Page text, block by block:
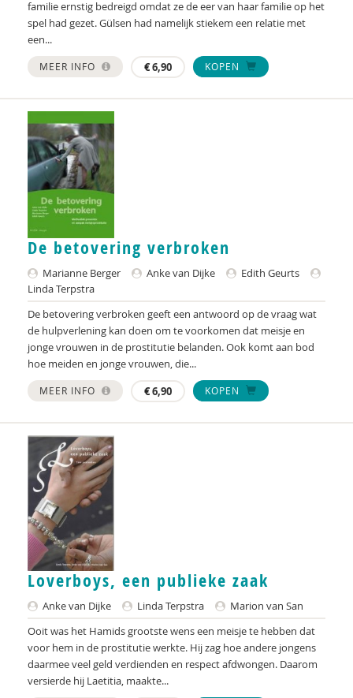
Henrique Sachse
Ellin Simon
Jale Simsek
Luuc Smit
Lian Smits
Han Spanjaard
Arianne Struik
Annelies Sturm
Janne Swinkels
Mandy Talhout
Linda Terpstra
Simon Timmerman
Rianne van Laarhoven
Marion van San
Sophie Vermaning
Remy Vink
Jan Vrielink
Shenna Werson
Nelleke Westerveld
Ilona Wildeman
familie ernstig bedreigd omdat ze de eer van haar familie op het
spel had gezet. Gülsen had namelijk stiekem een relatie met
een...
MEER INFO €6,90 KOPEN
De betovering verbroken
Marianne Berger Anke van Dijke
Edith Geurts
Linda Terpstra
De betovering verbroken geeft een antwoord op de vraag wat
de hulpverlening kan doen om te voorkomen dat meisje en
jonge vrouwen in de prostitutie belanden. Ook komt aan bod
hoe meiden en jonge vrouwen, die...
MEER INFO €6,90 KOPEN
Loverboys, een publieke zaak
Anke van Dijke Linda Terpstra
Marion van San
Ooit was het Hamids grootste wens een meisje te hebben dat
voor hem in de prostitutie werkte. Hij zag hoe andere jongens
daarmee veel geld verdienden en respect afdwongen. Daarom
versierde hij Laetitia, maakte...